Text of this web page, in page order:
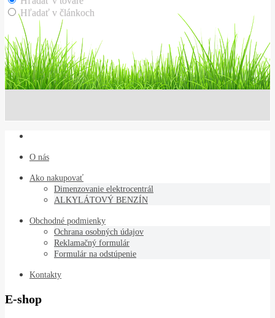
Hľadať v článkoch
O nás
Ako nakupovať
Dimenzovanie elektrocentrál
ALKYLÁTOVÝ BENZÍN
Obchodné podmienky
Ochrana osobných údajov
Reklamačný formulár
Formulár na odstúpenie
Kontakty
E-shop